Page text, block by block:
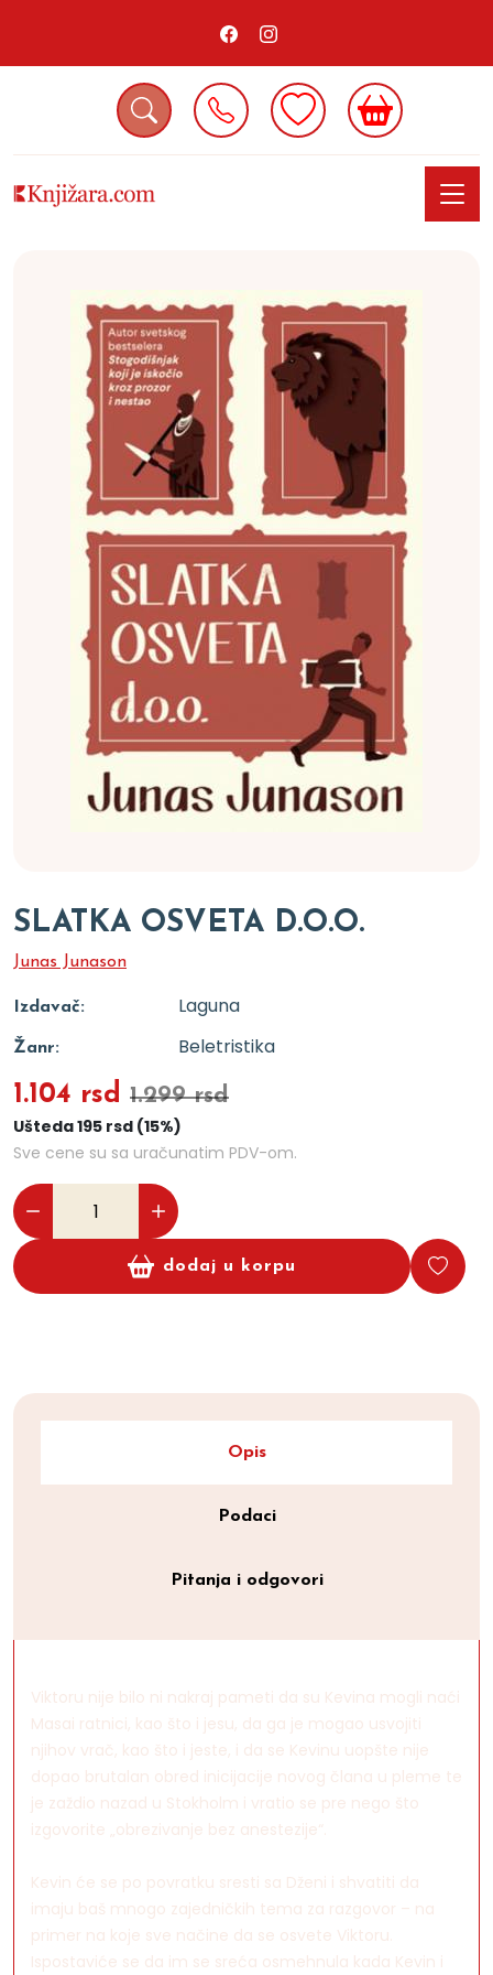
SLATKA OSVETA D.O.O.
Junas Junason
Izdavač: Laguna
Žanr: Beletristika
1.104 rsd 1.299 rsd
Ušteda 195 rsd (15%)
Sve cene su sa uračunatim PDV-om.
dodaj u korpu
Opis
Podaci
Pitanja i odgovori
Viktoru nije bilo ni nakraj pameti da su Kevina mogli naći
Masai ratnici, kao što i jesu, da ga je mogao usvojiti
njihov vrač, kao što i jeste, i da se Kevinu uopšte nije
dopao brutalan obred inicijacije novog člana u pleme te
je zaždio nazad u Stokholm i vratio se pre nego što
izgovorite „obrezivanje bez anestezije“.
Kevin će se po povratku sresti sa Dženi i shvatiti da
imaju baš mnogo zajedničkih tema za razgovor – na
primer na koje sve načine da se osvete Viktoru.
Ispostaviće se da im se sreća osmehnula kada Kevin i